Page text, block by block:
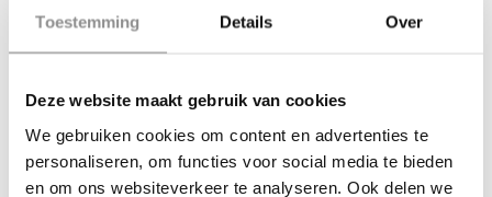
Toestemming Details Over
Deze website maakt gebruik van cookies
We gebruiken cookies om content en advertenties te
personaliseren, om functies voor social media te bieden
en om ons websiteverkeer te analyseren. Ook delen we
BEL
PLAN AFSPRAAK